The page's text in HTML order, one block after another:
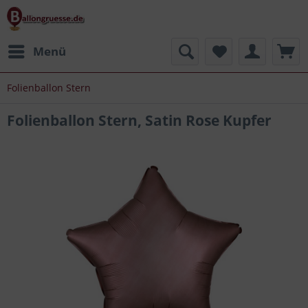
Menü
Folienballon Stern
Folienballon Stern, Satin Rose Kupfer